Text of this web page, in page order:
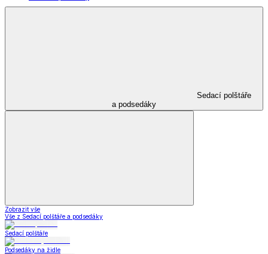
Sedací polštáře
a podsedáky
Zobrazit vše
Vše z Sedací polštáře a podsedáky
Sedací polštáře
Podsedáky na židle